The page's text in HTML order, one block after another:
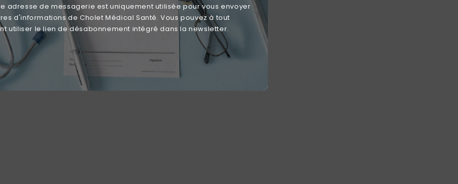
adresse de messagerie est uniquement utilisée pour vous envoyer
d'informations de Cholet Médical Santé. Vous pouvez à tout
utiliser le lien de désabonnement intégré dans la newsletter.
Aucun avis n'a été publié pour le moment.